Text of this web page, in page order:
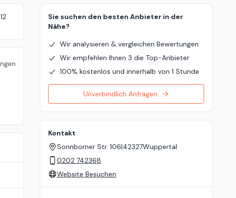
Sie suchen den besten Anbieter in der
Nähe?
Wir analysieren & vergleichen Bewertungen
Wir empfehlen Ihnen 3 die Top-Anbieter
100% kostenlos und innerhalb von 1 Stunde
Unverbindlich Anfragen
Kontakt
Sonnborner Str. 106|42327Wuppertal
0202 742368
Website Besuchen